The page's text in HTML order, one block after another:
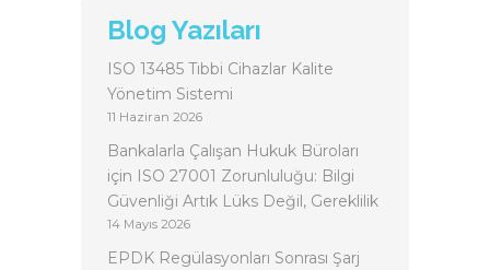
Blog Yazıları
ISO 13485 Tıbbi Cihazlar Kalite
Yönetim Sistemi
11 Haziran 2026
Bankalarla Çalışan Hukuk Büroları
için ISO 27001 Zorunluluğu: Bilgi
Güvenliği Artık Lüks Değil, Gereklilik
14 Mayıs 2026
EPDK Regülasyonları Sonrası Şarj